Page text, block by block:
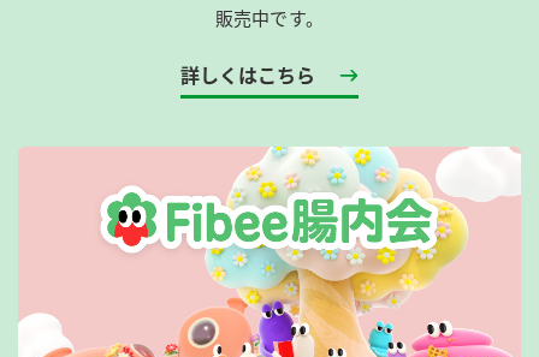
販売中です。
詳しくはこちら